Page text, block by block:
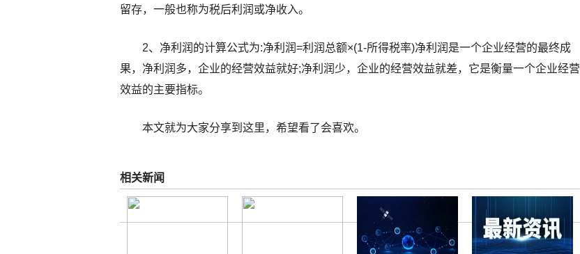
留存，一般也称为税后利润或净收入。
2、净利润的计算公式为:净利润=利润总额×(1-所得税率)净利润是一个企业经营的最终成
果，净利润多，企业的经营效益就好;净利润少，企业的经营效益就差，它是衡量一个企业经营
效益的主要指标。
本文就为大家分享到这里，希望看了会喜欢。
相关新闻